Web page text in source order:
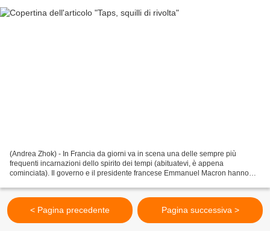
(Andrea Zhok) - In Francia da giorni va in scena una delle sempre più
frequenti incarnazioni dello spirito dei tempi (abituatevi, è appena
cominciata). Il governo e il presidente francese Emmanuel Macron hanno
< Pagina precedente Pagina successiva >